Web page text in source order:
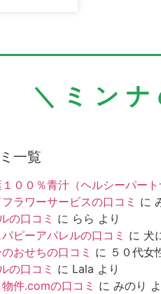
＼ミン
一覧
００％青汁（ヘルシーパート
ラワーサービスの口コミ に
の口コミ に らら より
ピーアパレルの口コミ に 犬
おせちの口コミ に ５０代女
の口コミ に Lala より
件.comの口コミ に みのり